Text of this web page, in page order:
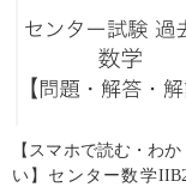
【スマホで読む・わ
い】センター数学